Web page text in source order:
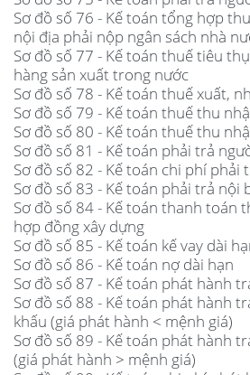
Sơ đồ số 76 - Kế toán tổng hợp
nội địa phải nộp ngân sách nhà
Sơ đồ số 77 - Kế toán thuế tiêu
hàng sản xuất trong nước
Sơ đồ số 78 - Kế toán thuế xuất,
Sơ đồ số 79 - Kế toán thuế thu
Sơ đồ số 80 - Kế toán thuế thu
Sơ đồ số 81 - Kế toán phải trả
Sơ đồ số 82 - Kế toán chi phí phải
Sơ đồ số 83 - Kế toán phải trả nội
Sơ đồ số 84 - Kế toán thanh toán
hợp đồng xây dựng
Sơ đồ số 85 - Kế toán kế vay dài
Sơ đồ số 86 - Kế toán nợ dài hạn
Sơ đồ số 87 - Kế toán phát hành
Sơ đồ số 88 - Kế toán phát hành
khấu (giá phát hành < mệnh giá)
Sơ đồ số 89 - Kế toán phát hành
(giá phát hành > mệnh giá)